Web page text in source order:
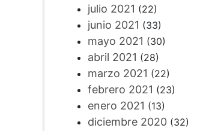
julio 2021 (22)
junio 2021 (33)
mayo 2021 (30)
abril 2021 (28)
marzo 2021 (22)
febrero 2021 (23)
enero 2021 (13)
diciembre 2020(32)